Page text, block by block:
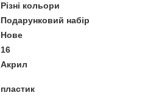
Різні кольори
Подарунковий набір
Нове
16
Акрил
пластик